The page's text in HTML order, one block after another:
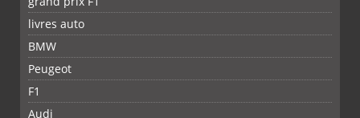
livres auto
BMW
Peugeot
F1
Audi